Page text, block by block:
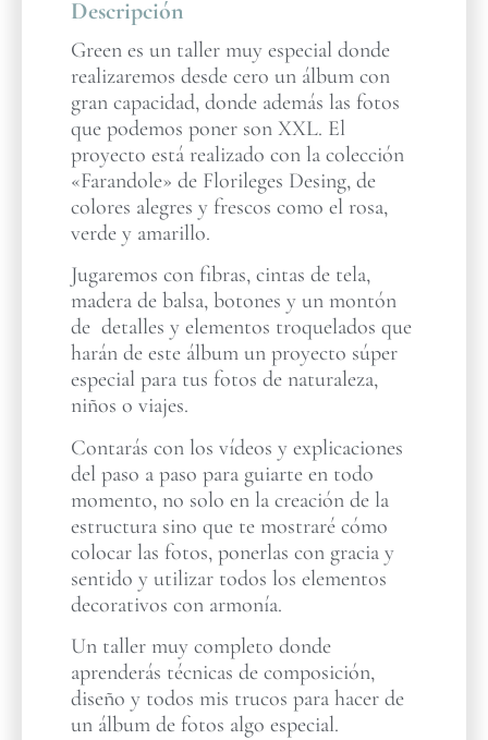
Descripción
Green es un taller muy especial donde
realizaremos desde cero un álbum con
gran capacidad, donde además las fotos
que podemos poner son XXL. El
proyecto está realizado con la colección
«Farandole» de Florileges Desing, de
colores alegres y frescos como el rosa,
verde y amarillo.
Jugaremos con fibras, cintas de tela,
madera de balsa, botones y un montón
de detalles y elementos troquelados que
harán de este álbum un proyecto súper
especial para tus fotos de naturaleza,
niños o viajes.
Contarás con los vídeos y explicaciones
del paso a paso para guiarte en todo
momento, no solo en la creación de la
estructura sino que te mostraré cómo
colocar las fotos, ponerlas con gracia y
sentido y utilizar todos los elementos
decorativos con armonía.
Un taller muy completo donde
aprenderás técnicas de composición,
diseño y todos mis trucos para hacer de
un álbum de fotos algo especial.